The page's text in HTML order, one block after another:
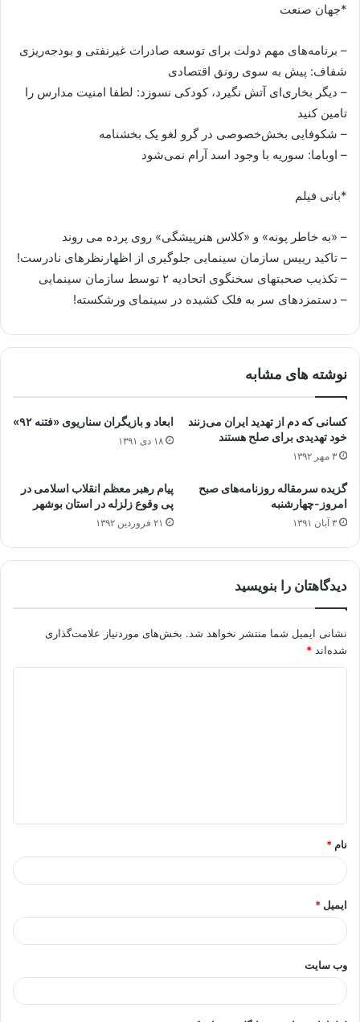
*جهان صنعت
– برنامه‌های مهم دولت برای توسعه صادرات غیرنفتی و بودجه‌ریزی
شفاف: پیش به سوی رونق اقتصادی
– دیگر بخاری‌ای آتش نگیرد، کودکی نسوزد: لطفا امنیت مدارس را
تامین کنید
– شکوفایی بخش‌خصوصی در گرو لغو یک بخشنامه
– اوباما: سوریه با وجود اسد آرام نمی‌شود
*بانی فیلم
– «به خاطر پونه» و «کلاس هنرپیشگی» روی پرده می روند
– تاکید رییس سازمان سینمایی جلوگیری از اظهارنظرهای نادرست!
– تکذیب صحبتهای سخنگوی اتحادیه ۲ توسط سازمان سینمایی
– دستمزدهای سر به فلک کشیده در سینمای ورشکسته!
نوشته های مشابه
کسانی که دم از تهدید ایران می‌زنند
خود تهدیدی برای صلح هستند
۳ مهر ۱۳۹۲
ابعاد و بازیگران سناریوی «فتنه‌ ۹۲»
۱۸ دی ۱۳۹۱
گزیده سرمقاله‌ روزنامه‌های صبح
امروز-چهارشنبه
۳ آبان ۱۳۹۱
پیام رهبر معظم انقلاب اسلامی در
پی وقوع زلزله در استان بوشهر
۲۱ فروردین ۱۳۹۲
دیدگاهتان را بنویسید
نشانی ایمیل شما منتشر نخواهد شد. بخش‌های موردنیاز علامت‌گذاری
شده‌اند *
*
نام *
ایمیل *
وب‌ سایت